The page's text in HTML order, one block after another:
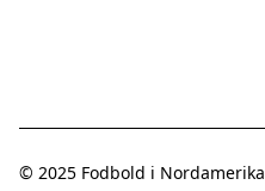
© 2025 Fodbold i Nordamerika